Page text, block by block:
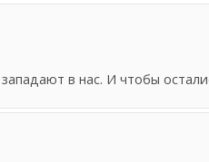
в нас. И чтобы